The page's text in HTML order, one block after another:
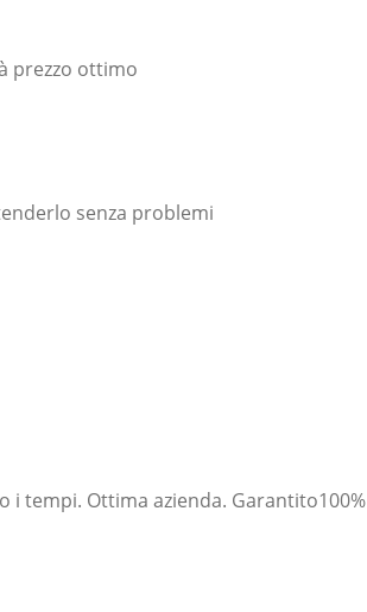
prezzo ottimo
senza problemi
tempi. Ottima azienda. Garantito100%